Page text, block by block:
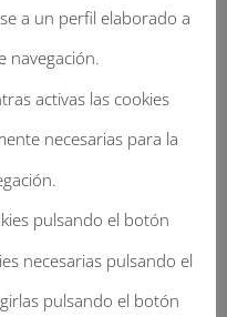
no será
están
a un perfil elaborado a
navegación.
activas las cookies
necesarias para la
pulsando el botón
necesarias pulsando el
pulsando el botón